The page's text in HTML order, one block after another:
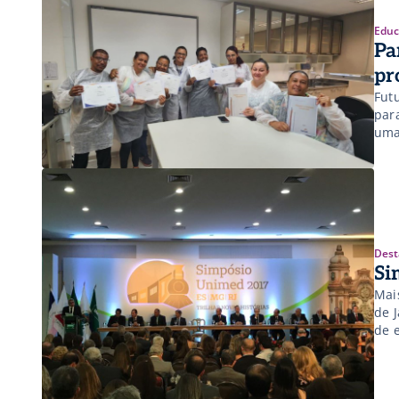
de
de